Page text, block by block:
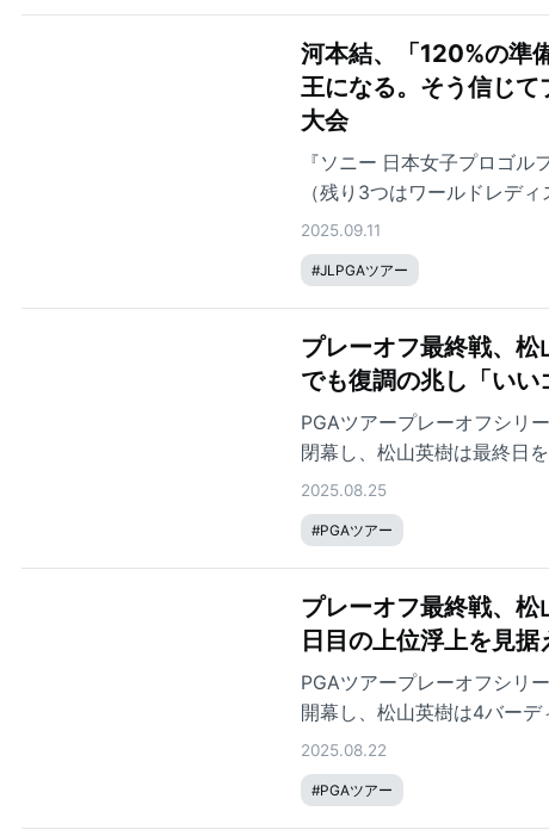
河本結、「120%の準
王になる。そう信じ
大会
『ソニー 日本女子プロゴ
（残り3つはワールドレデ
JLPGAツアーチャンピオン
ロゴルフ界で最も伝統ある
打差8位タイから逆転し、今
か。開幕直前のインタビュ
2025.09.11
#JLPGAツアー
プレーオフ最終戦、
でも復調の兆し「い
PGAツアープレーオフシリ
閉幕し、松山英樹は最終日
算スコア+3の29位で、米ツ
2025.08.25
#PGAツアー
プレーオフ最終戦、
日目の上位浮上を見
PGAツアープレーオフシリ
開幕し、松山英樹は4バーデ
人が「最近ではなかった」
崩れしない安定感を披露。
上位浮上へ力を込めた。
2025.08.22
#PGAツアー